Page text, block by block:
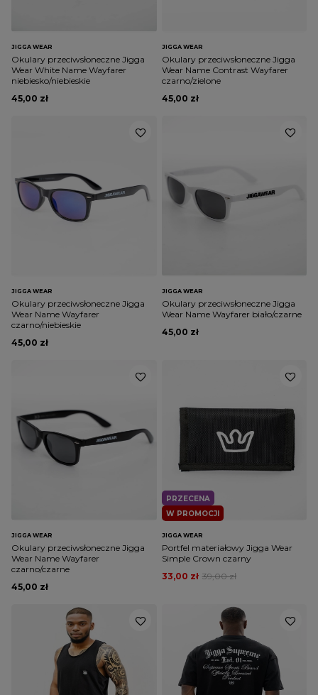
JIGGA WEAR
Okulary przeciwsłoneczne Jigga
Wear White Name Wayfarer
niebiesko/niebieskie
45,00 zł
JIGGA WEAR
Okulary przeciwsłoneczne Jigga
Wear Name Contrast Wayfarer
czarno/zielone
45,00 zł
JIGGA WEAR
Okulary przeciwsłoneczne Jigga
Wear Name Wayfarer
czarno/niebieskie
45,00 zł
JIGGA WEAR
Okulary przeciwsłoneczne Jigga
Wear Name Wayfarer biało/czarne
45,00 zł
JIGGA WEAR
Okulary przeciwsłoneczne Jigga
Wear Name Wayfarer
czarno/czarne
45,00 zł
W PROMOCJI
PRZECENA
JIGGA WEAR
Portfel materiałowy Jigga Wear
Simple Crown czarny
39,00 zł
33,00 zł